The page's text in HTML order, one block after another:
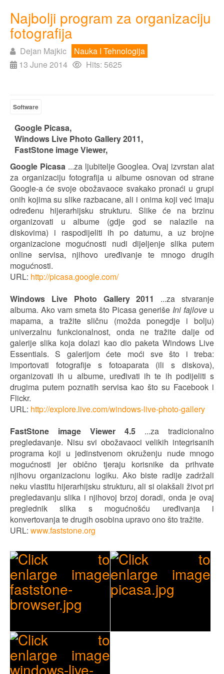
Najbolji program za organizaciju
fotografija
Dejan Majkic
Nauka I Tehnologija
13 June 2014
Hits: 5625
Software
Google Picasa,
Windows Live Photo Gallery 2011,
FastStone image Viewer,
Google Picasa...za ljubitelje Googlea. Ovaj izvrstan alat
za organizaciju fotografija u albume osnovan od strane
Google-a će svoje obožavaoce svakako pronaći u grupi
onih kojima su slike razbacane, ali i onima koji već imaju
određenu hijerarhijsku strukturu. Slike će na brzinu
organizovati u albume (gdje god se nalazile na
diskovima) i raspodijeliti ih po datumu, a uz brojne
organizacione mogućnosti nudi dijeljenje slika putem
online servisa, njihovo uređivanje te mnogo drugih
mogućnosti.
URL: http://picasa.google.com/
Windows Live Photo Gallery 2011
...za stvaranje
albuma. Ako vam smeta što Picasa generiše Ini fajlove u
mapama, a tražite sličnu (možda ponegdje i bolju)
univerzalnu funkcionalnost, onda ne tražite dalje od
galerije slika koja dolazi kao dio paketa Windows Live
Essentials. S galerijom ćete moći sve što i treba:
importovati fotografije s fotoaparata (ili s diskova),
organizovati ih u albume, uređivati ih te ih podijeliti s
drugima putem poznatih servisa kao što su Facebook i
Flickr.
URL: http://explore.live.com/windows-live-photo-gallery
FastStone image Viewer 4.5 ...za tradicionalno
pregledavanje. Nisu svi obožavaoci velikih integrisanih
programa koji u jedinstvenom okruženju nude mnogo
mogućnosti jer obično tjeraju korisnike da prihvate
njihovu organizacionu logiku. Ako biste radije zadržali
neku vlastitu hijerarhijsku strukturu, ali si olakšali život pri
pregledavanju slika i njihovoj brzoj doradi, onda je ovaj
preglednik slika s mogućnošću uređivanja i
konvertovanja te drugih osobina upravo ono što tražite.
URL: www.faststone.org